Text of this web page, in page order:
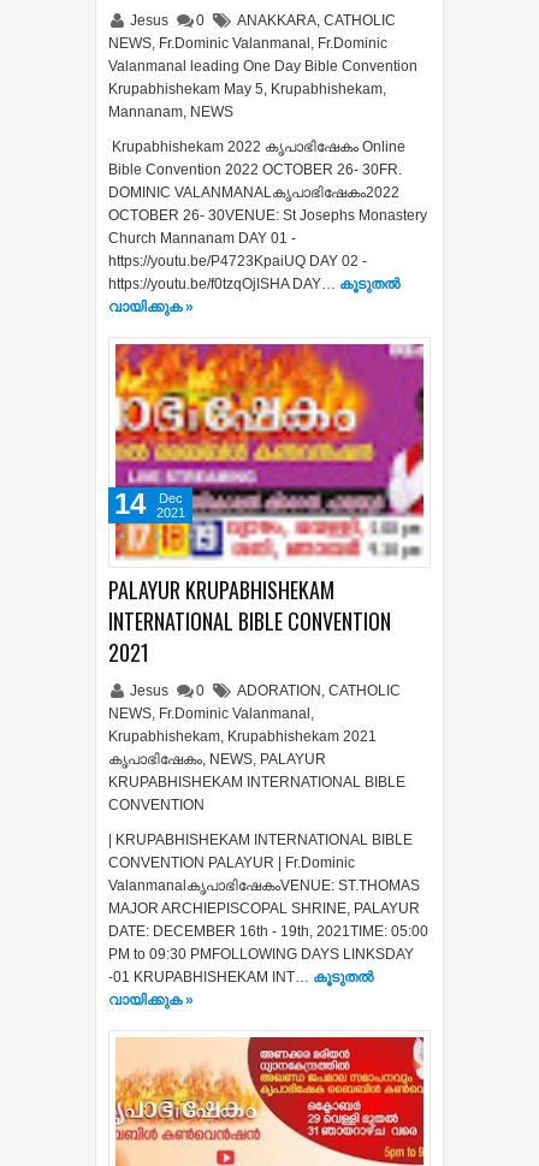
Jesus 0 ANAKKARA, CATHOLIC
NEWS, Fr.Dominic Valanmanal , Fr.Dominic
Valanmanal leading One Day Bible Convention
Krupabhishekam May 5, Krupabhishekam,
Mannanam, NEWS
Krupabhishekam 2022 കൃപാഭിഷേകം Online
Bible Convention 2022 OCTOBER 26- 30FR.
DOMINIC VALANMANALകൃപാഭിഷേകം2022
OCTOBER 26- 30VENUE: St Josephs Monastery
Church Mannanam DAY 01 -
https://youtu.be/P4723KpaiUQ DAY 02 -
https://youtu.be/f0tzqOjISHA DAY… കൂടുതൽ‍
വായിക്കുക »
PALAYUR KRUPABHISHEKAM
INTERNATIONAL BIBLE CONVENTION
2021
Jesus 0 ADORATION , CATHOLIC
NEWS, Fr.Dominic Valanmanal ,
Krupabhishekam, Krupabhishekam 2021
കൃപാഭിഷേകം, NEWS, PALAYUR
KRUPABHISHEKAM INTERNATIONAL BIBLE
CONVENTION
| KRUPABHISHEKAM INTERNATIONAL BIBLE
CONVENTION PALAYUR | Fr.Dominic
ValanmanalകൃപാഭിഷേകംVENUE: ST.THOMAS
MAJOR ARCHIEPISCOPAL SHRINE, PALAYUR
DATE: DECEMBER 16th - 19th, 2021TIME: 05:00
PM to 09:30 PMFOLLOWING DAYS LINKSDAY
-01 KRUPABHISHEKAM INT… കൂടുതൽ‍
വായിക്കുക »
14
Dec
2021